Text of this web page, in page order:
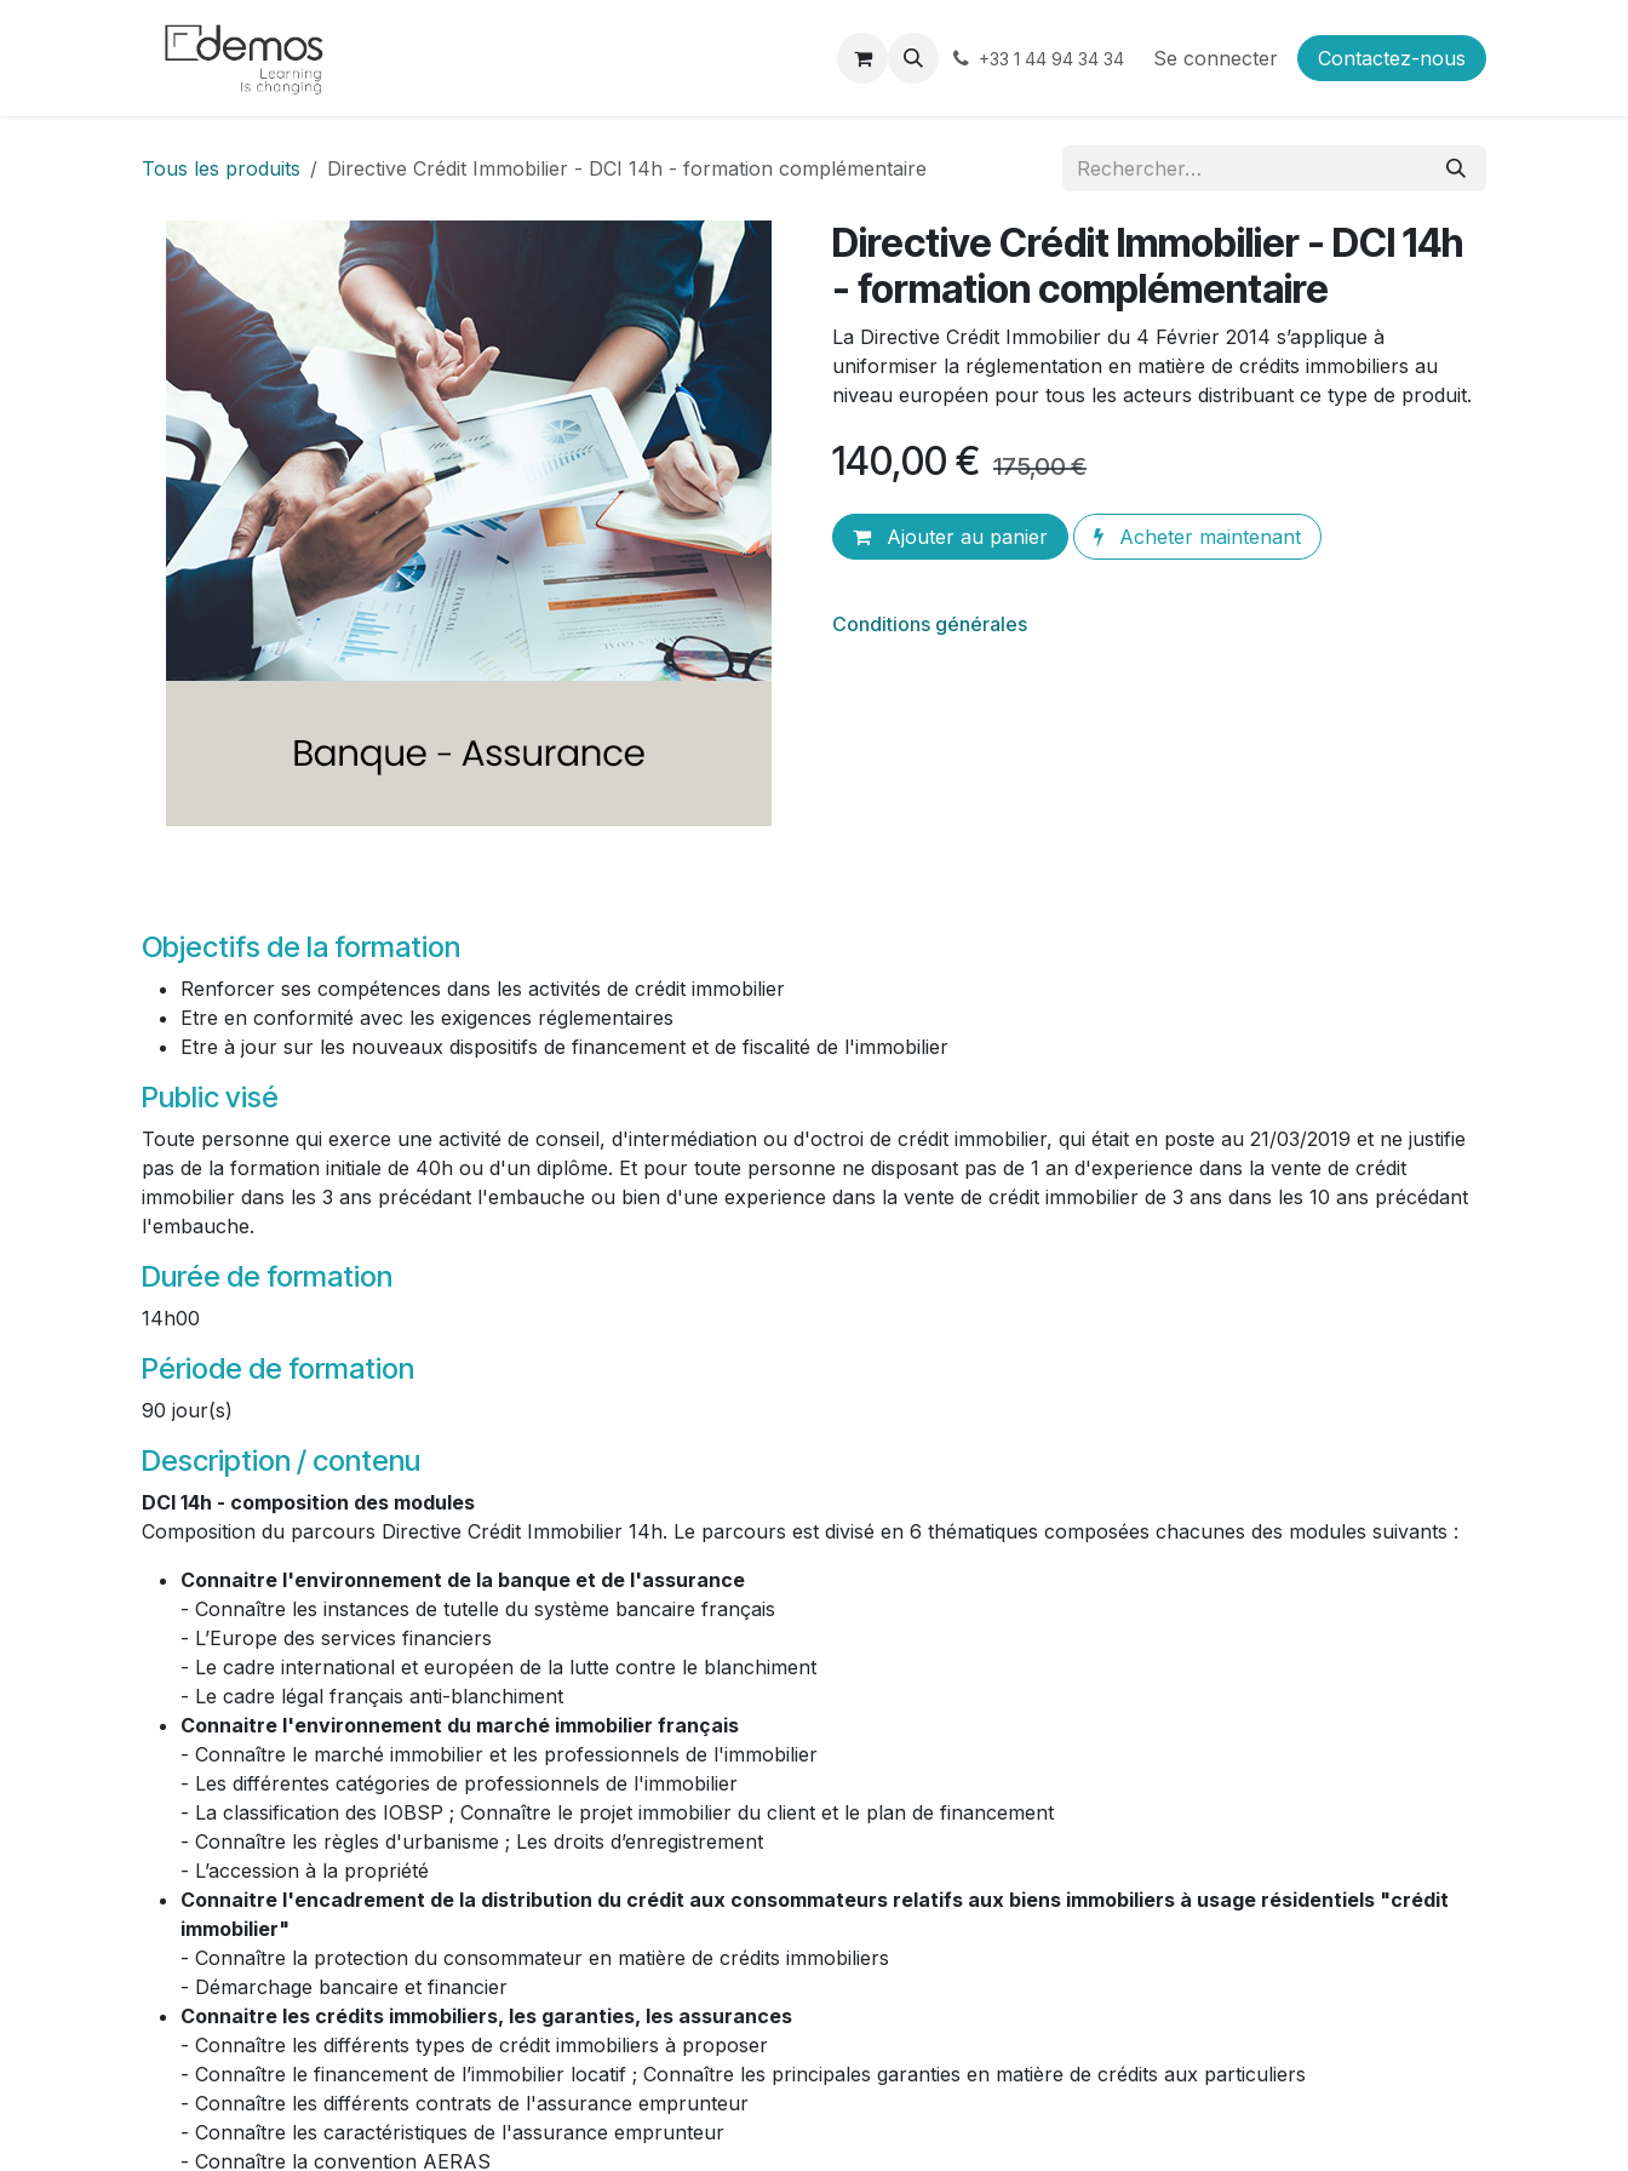
+33 1 44 94 34 34 Se connecter Contactez-nous
Tous les produits Directive Crédit Immobilier - DCI 14h - formation complémentaire
Directive Crédit Immobilier - DCI 14h
- formation complémentaire
La Directive Crédit Immobilier du 4 Février 2014 s’applique à
uniformiser la réglementation en matière de crédits immobiliers au
niveau européen pour tous les acteurs distribuant ce type de produit.
140,00 € 175,00€
Ajouter au panier Acheter maintenant
Conditions générales
Objectifs de la formation
Renforcer ses compétences dans les activités de crédit immobilier
Etre en conformité avec les exigences réglementaires
Etre à jour sur les nouveaux dispositifs de financement et de fiscalité de l'immobilier
Public visé
Toute personne qui exerce une activité de conseil, d'intermédiation ou d'octroi de crédit immobilier, qui était en poste au 21/03/2019 et ne justifie
pas de la formation initiale de 40h ou d'un diplôme. Et pour toute personne ne disposant pas de 1 an d'experience dans la vente de crédit
immobilier dans les 3 ans précédant l'embauche ou bien d'une experience dans la vente de crédit immobilier de 3 ans dans les 10 ans précédant
l'embauche.
Durée de formation
14h00
Période de formation
90 jour(s)
Description / contenu
DCI 14h - composition des modules
Composition du parcours Directive Crédit Immobilier 14h. Le parcours est divisé en 6 thématiques composées chacunes des modules suivants :
Connaitre l'environnement de la banque et de l'assurance
- Connaître les instances de tutelle du système bancaire français
- L’Europe des services financiers
- Le cadre international et européen de la lutte contre le blanchiment
- Le cadre légal français anti-blanchiment
Connaitre l'environnement du marché immobilier français
- Connaître le marché immobilier et les professionnels de l'immobilier
- Les différentes catégories de professionnels de l'immobilier
- La classification des IOBSP ; Connaître le projet immobilier du client et le plan de financement
- Connaître les règles d'urbanisme ; Les droits d’enregistrement
- L’accession à la propriété
Connaitre l'encadrement de la distribution du crédit aux consommateurs relatifs aux biens immobiliers à usage résidentiels "crédit
immobilier"
- Connaître la protection du consommateur en matière de crédits immobiliers
- Démarchage bancaire et financier
Connaitre les crédits immobiliers, les garanties, les assurances
- Connaître les différents types de crédit immobiliers à proposer
- Connaître le financement de l’immobilier locatif ; Connaître les principales garanties en matière de crédits aux particuliers
- Connaître les différents contrats de l'assurance emprunteur
- Connaître les caractéristiques de l'assurance emprunteur
- Connaître la convention AERAS